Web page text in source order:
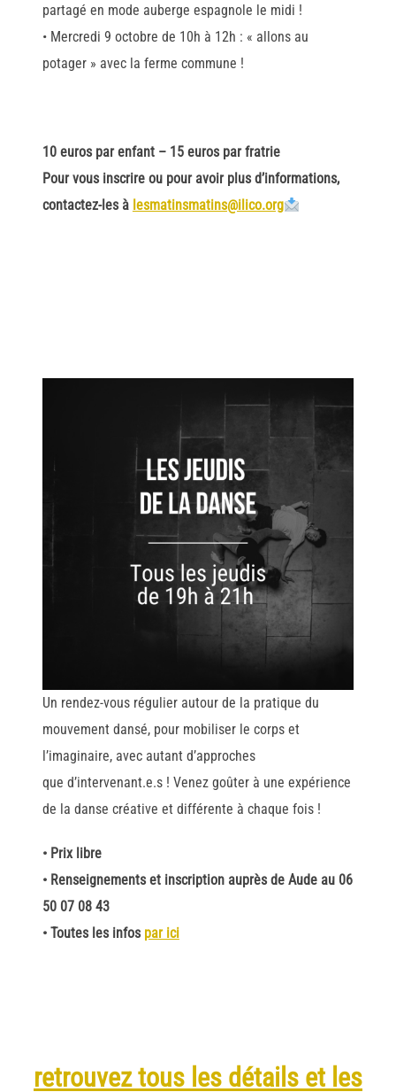
partagé en mode auberge espagnole le midi !
• Mercredi 9 octobre de 10h à 12h : « allons au
potager » avec la ferme commune !
10 euros par enfant – 15 euros par fratrie
Pour vous inscrire ou pour avoir plus d’informations,
contactez-les à lesmatinsmatins@ilico.org
Un rendez-vous régulier autour de la pratique du
mouvement dansé, pour mobiliser le corps et
l’imaginaire, avec autant d’approches
que d’intervenant.e.s ! Venez goûter à une expérience
de la danse créative et différente à chaque fois !
• Prix libre
• Renseignements et inscription auprès de Aude au 06
50 07 08 43
• Toutes les infos par ici
retrouvez tous les détails et les